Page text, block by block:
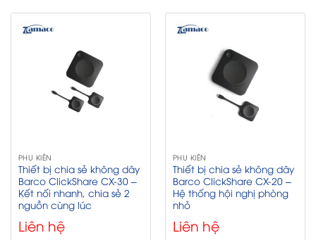
PHỤ KIỆN
Thiết bị chia sẻ không dây
Barco ClickShare CX-30 –
Kết nối nhanh, chia sẻ 2
nguồn cùng lúc
Liên hệ
PHỤ KIỆN
Thiết bị chia sẻ không dây
Barco ClickShare CX-20 –
Hệ thống hội nghị phòng
nhỏ
Liên hệ